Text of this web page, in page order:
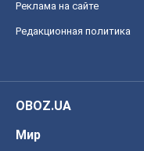
Реклама на сайте
Редакционная политика
OBOZ.UA
Мир